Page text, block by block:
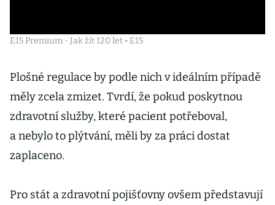
E15 Premium - Jak žít 120 let • E15
Plošné regulace by podle nich v ideálním případě
měly zcela zmizet. Tvrdí, že pokud poskytnou
zdravotní služby, které pacient potřeboval,
a nebylo to plýtvání, měli by za práci dostat
zaplaceno.
Pro stát a zdravotní pojišťovny ovšem představují